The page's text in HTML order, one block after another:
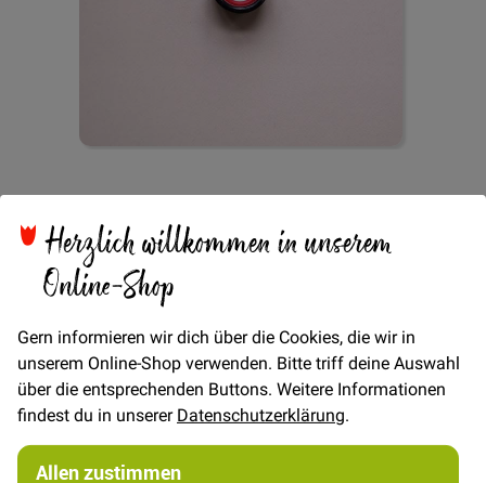
Herzlich willkommen in unserem
Online-Shop
Gern informieren wir dich über die Cookies, die wir in
unserem Online-Shop verwenden. Bitte triff deine Auswahl
über die entsprechenden Buttons. Weitere Informationen
findest du in unsererDatenschutzerklärung.
Allen zustimmen
Bildgalerie
springen
Knopf 4-Loch Ringel
11mm -
Schwarz/Rot/Weiß/Grau
VerfügbarkeitAuf Lager